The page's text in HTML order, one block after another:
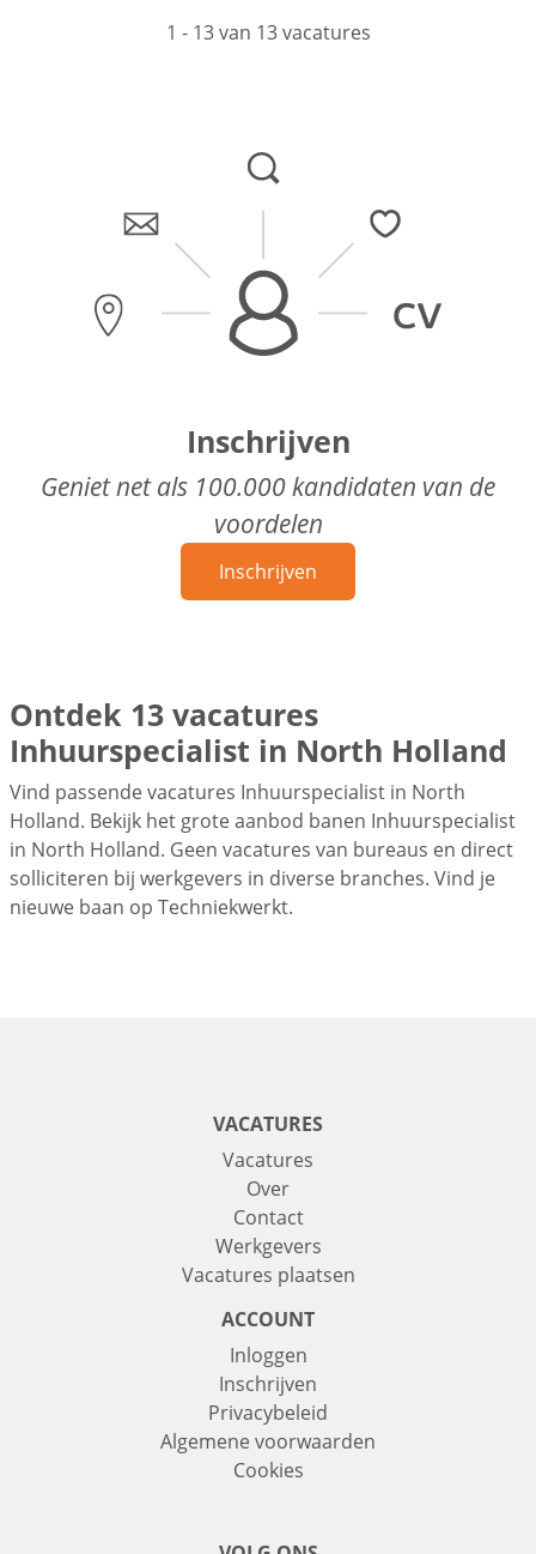
1 - 13 van 13 vacatures
Inschrijven
Geniet net als 100.000 kandidaten van de
voordelen
Inschrijven
Ontdek 13 vacatures
Inhuurspecialist in North Holland
Vind passende vacatures Inhuurspecialist in North
Holland. Bekijk het grote aanbod banen Inhuurspecialist
in North Holland. Geen vacatures van bureaus en direct
solliciteren bij werkgevers in diverse branches. Vind je
nieuwe baan op Techniekwerkt.
VACATURES
Vacatures
Over
Contact
Werkgevers
Vacatures plaatsen
ACCOUNT
Inloggen
Inschrijven
Privacybeleid
Algemene voorwaarden
Cookies